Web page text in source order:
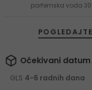
parfemska voda
Očekivani
GLS 4-6 radnih dana